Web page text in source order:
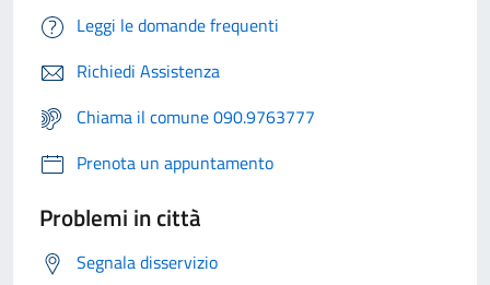
Leggi le domande frequenti
Richiedi Assistenza
Chiama il comune 090.9763777
Prenota un appuntamento
Problemi in città
Segnala disservizio